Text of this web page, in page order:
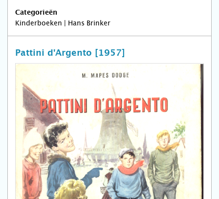
Categorieën
Kinderboeken | Hans Brinker
Pattini d'Argento [1957]